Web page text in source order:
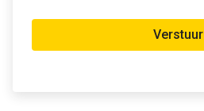
Verstuur